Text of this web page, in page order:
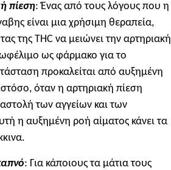
πίεση: Ένας από τους λόγους που η
είναι μια χρήσιμη θεραπεία,
της THC να μειώνει την αρτηριακή
ωφέλιμο ως φάρμακο για το
προκαλείται από αυξημένη
όταν η αρτηριακή πίεση
των αγγείων και των
η αυξημένη ροή αίματος κάνει τα
: Για κάποιους τα μάτια τους